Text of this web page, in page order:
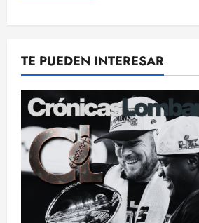
TE PUEDEN INTERESAR